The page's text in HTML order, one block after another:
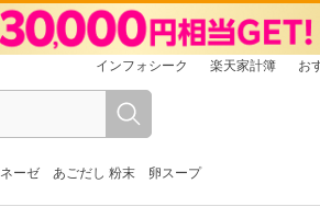
インフォシーク 楽天家計簿 お
ーゼ あごだし 粉末 卵スープ